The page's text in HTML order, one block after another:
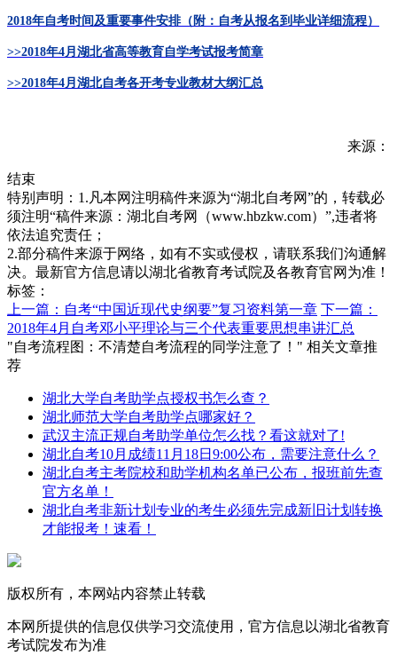
2018年自考时间及重要事件安排（附：自考从报名到毕业详细流程）
>>2018年4月 湖北省高等教育自学考试报考简章
>>2018年4月湖北自考各开考专业教材大纲汇总
来源：
结束
特别声明：1.凡本网注明稿件来源为“湖北自考网”的，转载必
须注明“稿件来源：湖北自考网（www.hbzkw.com）”,违者将
依法追究责任；
2.部分稿件来源于网络，如有不实或侵权，请联系我们沟通解
决。最新官方信息请以湖北省教育考试院及各教育官网为准！
标签：
上一篇：自考“中国近现代史纲要”复习资料第一章 下一篇：
2018年4月自考邓小平理论与三个代表重要思想串讲汇总
"自考流程图：不清楚自考流程的同学注意了！" 相关文章推
荐
湖北大学自考助学点授权书怎么查？
湖北师范大学自考助学点哪家好？
武汉主流正规自考助学单位怎么找？看这就对了!
湖北自考10月成绩11月18日9:00公布，需要注意什么？
湖北自考主考院校和助学机构名单已公布，报班前先查
官方名单！
湖北自考非新计划专业的考生必须先完成新旧计划转换
才能报考！速看！
版权所有，本网站内容禁止转载
本网所提供的信息仅供学习交流使用，官方信息以湖北省教育
考试院发布为准